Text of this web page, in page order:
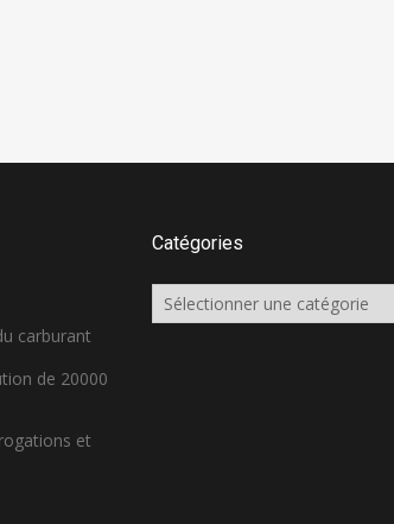
carburant
de 20000
et
Catégories
Catégories